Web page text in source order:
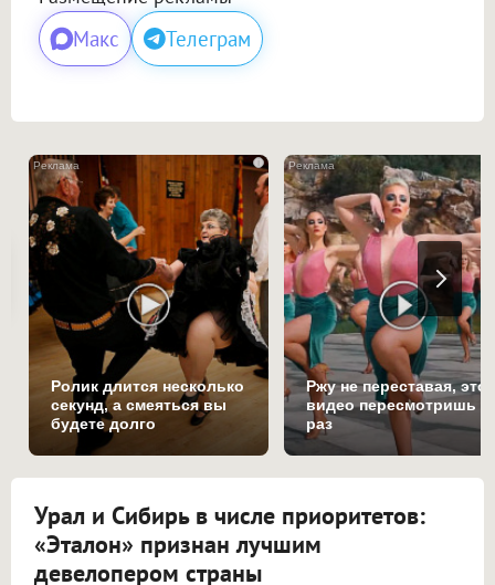
Макс Телеграм
i
Ролик длится несколько
секунд, а смеяться вы
будете долго
Ржу не переставая, это
видео пересмотришь
раз
Урал и Сибирь в числе приоритетов:
«Эталон» признан лучшим
девелопером страны